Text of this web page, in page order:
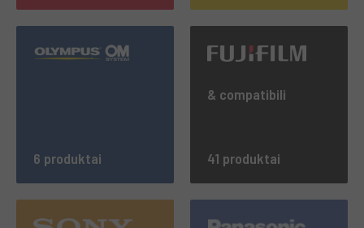
6 produktai
& compatibili
41 produktai